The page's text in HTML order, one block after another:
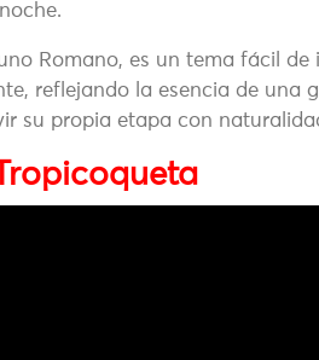
Romano, es un tema fácil
reflejando la esencia de una
su propia etapa con